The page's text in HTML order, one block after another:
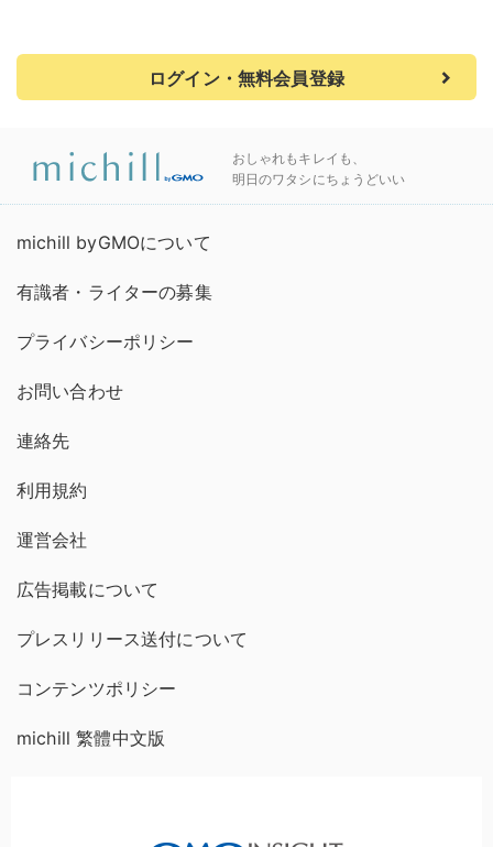
ログイン・無料会員登録
おしゃれもキレイも、
明日のワタシにちょうどいい
michill byGMOについて
有識者・ライターの募集
プライバシーポリシー
お問い合わせ
連絡先
利用規約
運営会社
広告掲載について
プレスリリース送付について
コンテンツポリシー
michill 繁體中文版